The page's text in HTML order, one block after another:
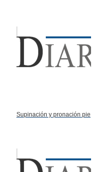
Supinación y pronación pie